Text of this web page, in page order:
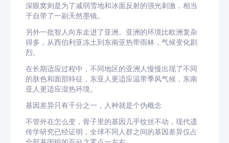
深眼窝则是为了减弱雪地和冰面反射的强光刺激，相当
于自带了一副天然墨镜。
另外一批智人向东走进了亚洲。亚洲的环境比欧洲复杂
得多，从西伯利亚冻土到东南亚热带雨林，气候变化剧
烈。
在长期适应过程中，不同地区的亚洲人慢慢出现了不同
的肤色和面部特征，东亚人更适应温带季风气候，东南
亚人更适应湿热环境。
基因差异只有千分之一，人种就是个伪概念
不管外在怎么变，骨子里的基因几乎纹丝不动，现代遗
传学研究已经证明，全球不同人群之间的基因差异仅占